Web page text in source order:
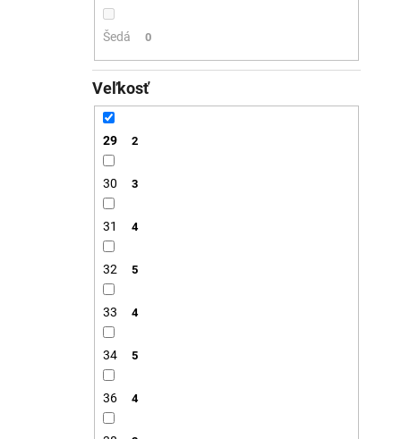
Šedá 0
Veľkosť
29 2
30 3
31 4
32 5
33 4
34 5
36 4